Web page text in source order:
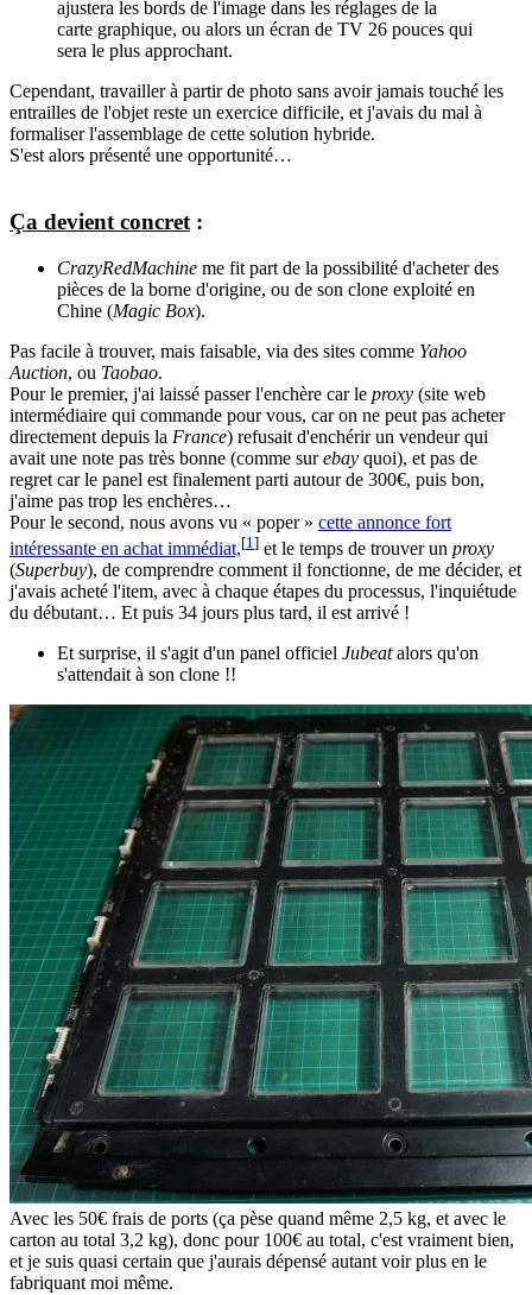
ajustera les bords de l'image dans les réglages de la
carte graphique, ou alors un écran de TV 26 pouces qui
sera le plus approchant.
Cependant, travailler à partir de photo sans avoir jamais touché les
entrailles de l'objet reste un exercice difficile, et j'avais du mal à
formaliser l'assemblage de cette solution hybride.
S'est alors présenté une opportunité…
Ça devient concret:
CrazyRedMachine me fit part de la possibilité d'acheter des
pièces de la borne d'origine, ou de son clone exploité en
Chine (Magic Box).
Pas facile à trouver, mais faisable, via des sites comme Yahoo
Auction, ou Taobao.
Pour le premier, j'ai laissé passer l'enchère car le proxy (site web
intermédiaire qui commande pour vous, car on ne peut pas acheter
directement depuis la France) refusait d'enchérir un vendeur qui
avait une note pas très bonne (comme surebay quoi), et pas de
regret car le panel est finalement parti autour de 300€, puis bon,
j'aime pas trop les enchères…
Pour le second, nous avons vu « poper » cette annonce fort
intéressante en achat immédiat,[1] et le temps de trouver un proxy
(Superbuy), de comprendre comment il fonctionne, de me décider, et
j'avais acheté l'item, avec à chaque étapes du processus, l'inquiétude
du débutant… Et puis 34 jours plus tard, il est arrivé !
Et surprise, il s'agit d'un panel officiel Jubeatalors qu'on
s'attendait à son clone !!
Avec les 50€ frais de ports (ça pèse quand même 2,5 kg, et avec le
carton au total 3,2 kg), donc pour 100€ au total, c'est vraiment bien,
et je suis quasi certain que j'aurais dépensé autant voir plus en le
fabriquant moi même.